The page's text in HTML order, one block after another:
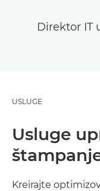
Direktor IT
USLUGE
Usluge
Kreirajte